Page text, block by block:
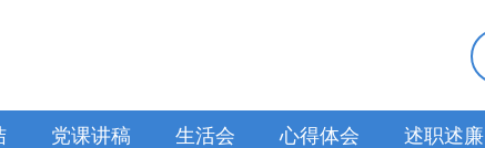
党课讲稿 生活会 心得体会 述职述廉